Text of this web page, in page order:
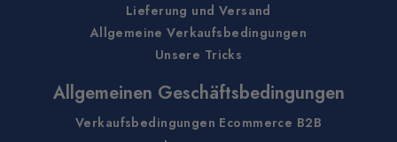
Lieferung und Versand
Allgemeine Verkaufsbedingungen
Unsere Tricks
Allgemeinen Geschäftsbedingungen
Verkaufsbedingungen Ecommerce B2B